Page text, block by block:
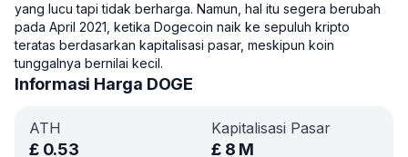
yang lucu tapi tidak berharga. Namun, hal itu segera berubah
pada April 2021, ketika Dogecoin naik ke sepuluh kripto
teratas berdasarkan kapitalisasi pasar, meskipun koin
tunggalnya bernilai kecil.
Informasi Harga DOGE
ATH
£ 0.53
Kapitalisasi Pasar
£ 8 M